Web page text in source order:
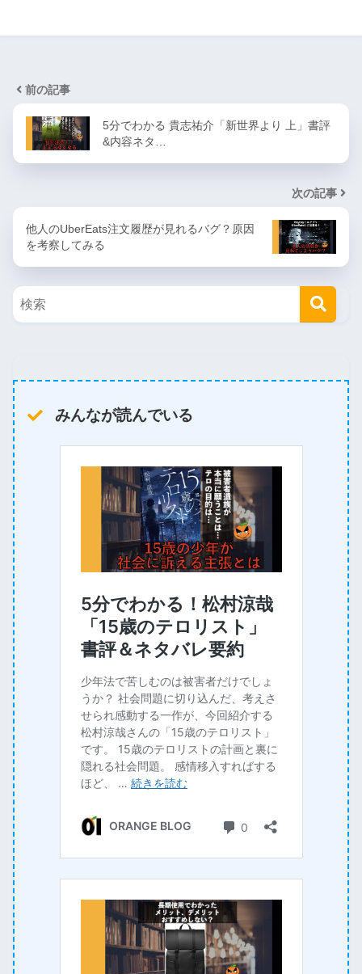
前の記事
5分でわかる 貴志祐介「新世界より 上」書評
&内容ネタ…
次の記事
他人のUberEats注文履歴が見れるバグ？原因
を考察してみる
みんなが読んでいる